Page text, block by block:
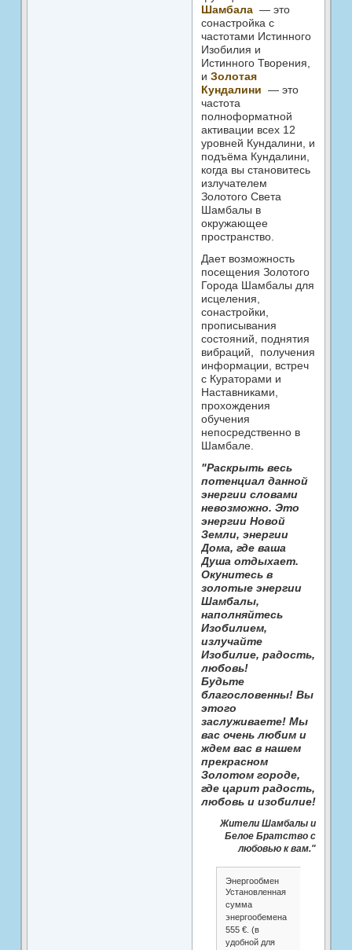
Шамбала— это
сонастройка с
частотами Истинного
Изобилия и
Истинного Творения,
и Золотая
Кундалини — это
частота
полноформатной
активации всех 12
уровней Кундалини, и
подъёма Кундалини,
когда вы становитесь
излучателем
Золотого Света
Шамбалы в
окружающее
пространство.
Дает возможность
посещения Золотого
Города Шамбалы для
исцеления,
сонастройки,
прописывания
состояний, поднятия
вибраций, получения
информации, встреч
с Кураторами и
Наставниками,
прохождения
обучения
непосредственно в
Шамбале.
"Раскрыть весь
потенциал данной
энергии словами
невозможно. Это
энергии Новой
Земли, энергии
Дома, где ваша
Душа отдыхает.
Окунитесь в
золотые энергии
Шамбалы,
наполняйтесь
Изобилием,
излучайте
Изобилие, радость,
любовь!
Будьте
благословенны! Вы
этого
заслуживаете! Мы
вас очень любим и
ждем вас в нашем
прекрасном
Золотом городе,
где царит радость,
любовь и изобилие!
Жители Шамбалы и
Белое Братство с
любовью к вам."
Энергообмен
Установленная
сумма
энергообемена
555 €. (в
удобной для